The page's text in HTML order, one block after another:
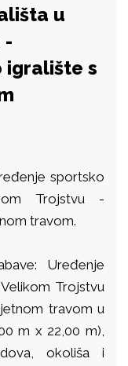
u
-
igralište s
sportsko
Trojstvu -
travom.
Uređenje
Trojstvu
travom u
m x 22,00 m),
okoliša i